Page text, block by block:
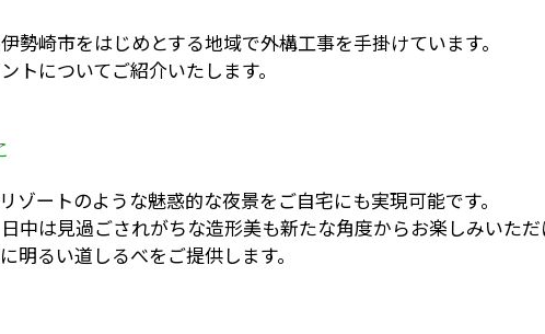
崎市をはじめとする地域で外構工事を手掛けています。
についてご紹介いたします。
ートのような魅惑的な夜景をご自宅にも実現可能です。
中は見過ごされがちな造形美も新たな角度からお楽しみいただ
るい道しるべをご提供します。